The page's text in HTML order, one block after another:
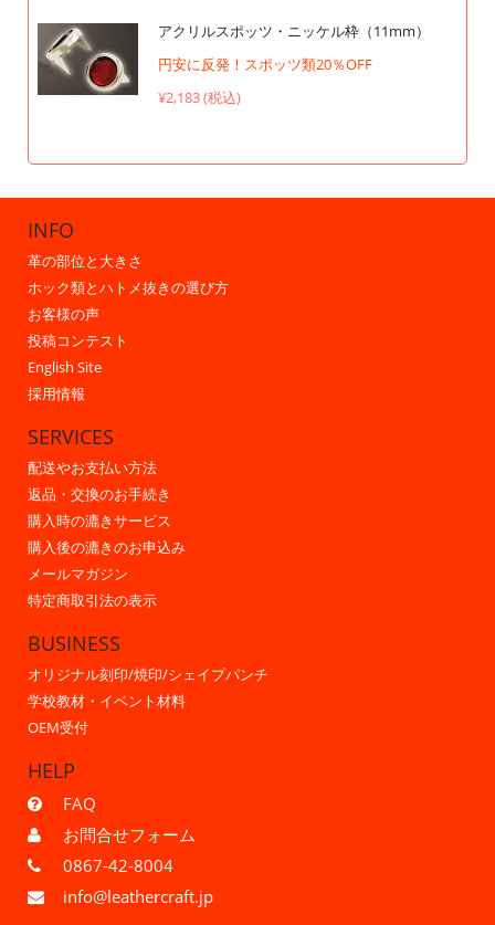
アクリルスポッツ・ニッケル枠（11mm）
円安に反発！スポッツ類20％OFF
¥2,183 (税込)
INFO
革の部位と大きさ
ホック類とハトメ抜きの選び方
お客様の声
投稿コンテスト
English Site
採用情報
SERVICES
配送やお支払い方法
返品・交換のお手続き
購入時の漉きサービス
購入後の漉きのお申込み
メールマガジン
特定商取引法の表示
BUSINESS
オリジナル刻印/焼印/シェイプパンチ
学校教材・イベント材料
OEM受付
HELP
FAQ
お問合せフォーム
0867-42-8004
info@leathercraft.jp